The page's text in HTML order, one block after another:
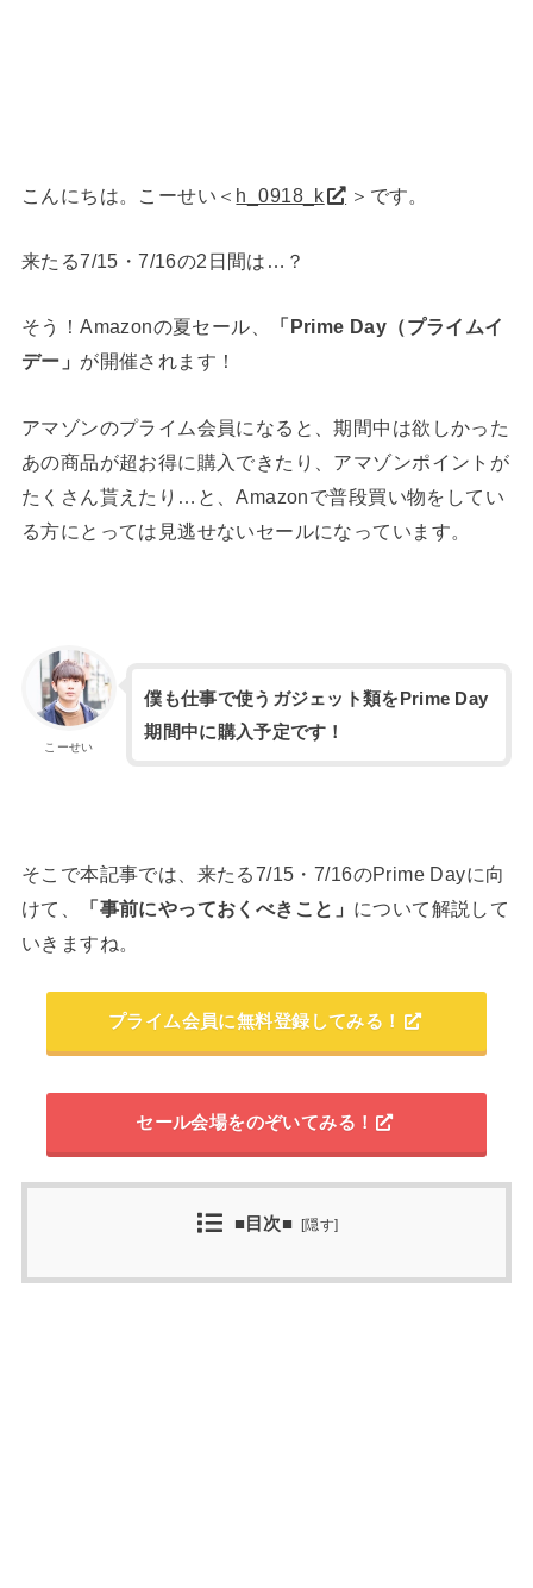
こんにちは。こーせい＜ h_0918_k ＞です。
来たる7/15・7/16の2日間は…？
そう！Amazonの夏セール、
「Prime Day（プライムイ
デー」 が開催されます！
アマゾンのプライム会員になると、期間中は欲しかった
あの商品が超お得に購入できたり、アマゾンポイントが
たくさん貰えたり…と、Amazonで普段買い物をしてい
る方にとっては見逃せないセールになっています。
こーせい
僕も仕事で使うガジェット類をPrime Day
期間中に購入予定です！
そこで本記事では、来たる7/15・7/16のPrime Dayに向
けて、
「事前にやっておくべきこと」 について解説して
いきますね。
プライム会員に無料登録してみる！
セール会場をのぞいてみる！
■目次■ [隠す]